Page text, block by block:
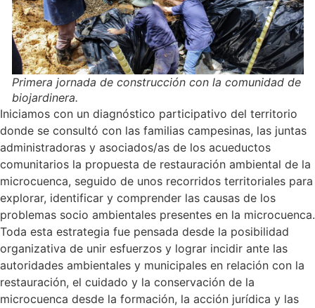
Primera jornada de construcción con la comunidad de
biojardinera.
Iniciamos con un diagnóstico participativo del territorio
donde se consultó con las familias campesinas, las juntas
administradoras y asociados/as de los acueductos
comunitarios la propuesta de restauración ambiental de la
microcuenca, seguido de unos recorridos territoriales para
explorar, identificar y comprender las causas de los
problemas socio ambientales presentes en la microcuenca.
Toda esta estrategia fue pensada desde la posibilidad
organizativa de unir esfuerzos y lograr incidir ante las
autoridades ambientales y municipales en relación con la
restauración, el cuidado y la conservación de la
microcuenca desde la formación, la acción jurídica y las